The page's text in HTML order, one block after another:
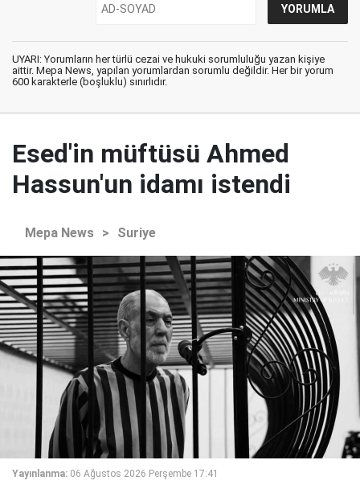
UYARI: Yorumların her türlü cezai ve hukuki sorumluluğu yazan kişiye
aittir. Mepa News, yapılan yorumlardan sorumlu değildir. Her bir yorum
600 karakterle (boşluklu) sınırlıdır.
Esed'in müftüsü Ahmed
Hassun'un idamı istendi
Mepa News > Suriye
Yayınlanma: 06 Ağustos 2026 Perşembe 17:41